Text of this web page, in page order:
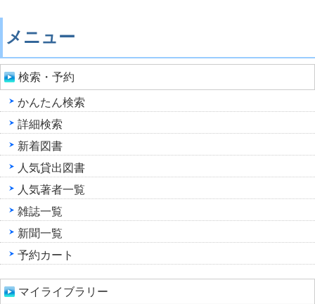
メニュー
検索・予約
かんたん検索
詳細検索
新着図書
人気貸出図書
人気著者一覧
雑誌一覧
新聞一覧
予約カート
マイライブラリー